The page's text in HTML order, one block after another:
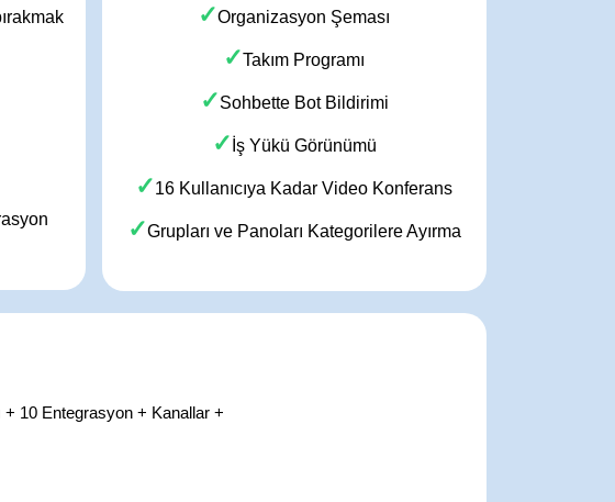
✓Organizasyon Şeması
✓Takım Programı
✓Sohbette Bot Bildirimi
✓ İş Yükü Görünümü
✓16 Kullanıcıya Kadar Video Konferans
✓Grupları ve Panoları Kategorilere Ayırma
+ 10 Entegrasyon + Kanallar +